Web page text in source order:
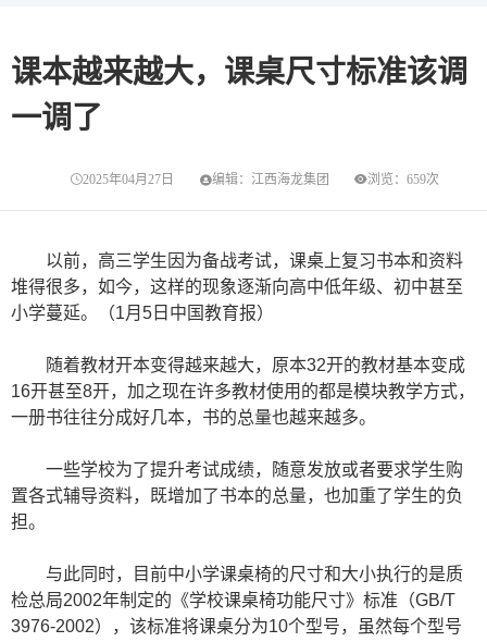
课本越来越大，课桌尺寸标准该调
一调了
2025年04月27日 编辑：江西海龙集团 浏览：659次
以前，高三学生因为备战考试，课桌上复习书本和资料
堆得很多，如今，这样的现象逐渐向高中低年级、初中甚至
小学蔓延。（1月5日中国教育报）
随着教材开本变得越来越大，原本32开的教材基本变成
16开甚至8开，加之现在许多教材使用的都是模块教学方式，
一册书往往分成好几本，书的总量也越来越多。
一些学校为了提升考试成绩，随意发放或者要求学生购
置各式辅导资料，既增加了书本的总量，也加重了学生的负
担。
与此同时，目前中小学课桌椅的尺寸和大小执行的是质
检总局2002年制定的《学校课桌椅功能尺寸》标准（GB/T
3976-2002），该标准将课桌分为10个型号，虽然每个型号